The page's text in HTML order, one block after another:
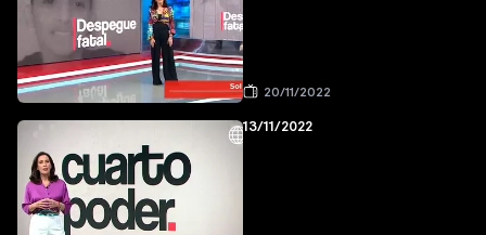
20/11/2022
13/11/2022